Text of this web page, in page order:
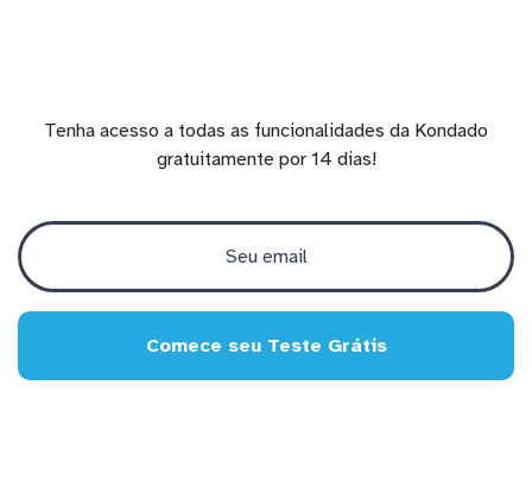
Tenha acesso a todas as funcionalidades da Kondado
gratuitamente por 14 dias!
Comece seu Teste Grátis